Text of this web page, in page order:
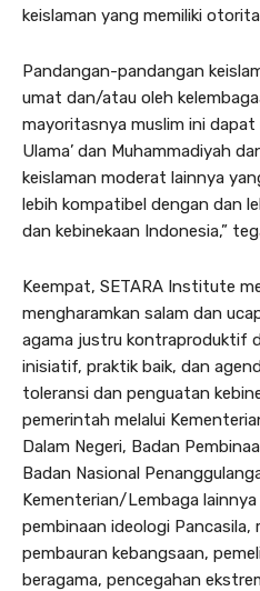
keislaman yang memiliki
Pandangan-pandangan
umat dan/atau oleh
mayoritasnya muslim ini dapat
Ulama’ dan Muhammadiyah
keislaman moderat lainnya
lebih kompatibel dengan dan
dan kebinekaan Indonesia,”
Keempat, SETARA Institute
mengharamkan salam dan
agama justru kontraproduktif
inisiatif, praktik baik, dan
toleransi dan penguatan
pemerintah melalui
Dalam Negeri, Badan
Badan Nasional
Kementerian/Lembaga
pembinaan ideologi Pancasila,
pembauran kebangsaan,
beragama, pencegahan